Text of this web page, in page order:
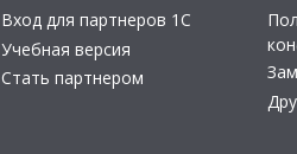
Вход для партнеров 1С
Учебная версия
Стать партнером